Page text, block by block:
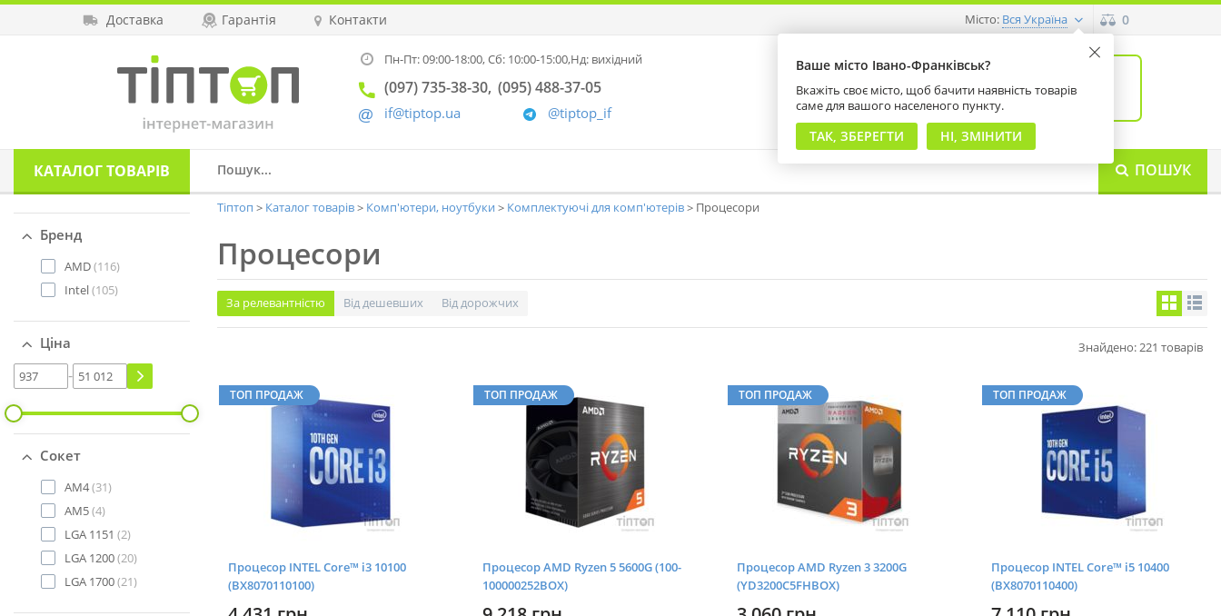
Доставка Гарантія Контакти
Ваше місто Івано-Франківськ?
Вкажіть своє місто, щоб бачити наявність товарів
саме для вашого населеного пункту.
ТАК, ЗБЕРЕГТИ НІ, ЗМІНИТИ
Місто: Вся Україна 0
Пн-Пт: 09:00-18:00,Сб: 10:00-15:00,Нд: вихідний
(097) 735-38-30 (095) 488-37-05
@tiptop_if
if@tiptop.ua
0
на суму 0 грн
КАТАЛОГТОВАРІВ ПОШУК
Бренд
AMD(116)
Intel(105)
Ціна
-
Сокет
AM4(31)
AM5(4)
LGA 1151 (2)
LGA 1200(20)
LGA 1700(21)
Тіптоп Каталог товарів Комп'ютери, ноутбуки Комплектуючі для комп'ютерів Процесори
Процесори
За релевантністю Від дешевших Від дорожчих
Знайдено: 221 товарів
ТОП ПРОДАЖ
Процесор INTEL Core™ i3 10100
(BX8070110100)
ТОП ПРОДАЖ
Процесор AMD Ryzen 5 5600G (100-
100000252BOX)
ТОП ПРОДАЖ
Процесор AMD Ryzen 3 3200G
(YD3200C5FHBOX)
ТОП ПРОДАЖ
Процесор INTEL Core™ i5 10400
(BX8070110400)